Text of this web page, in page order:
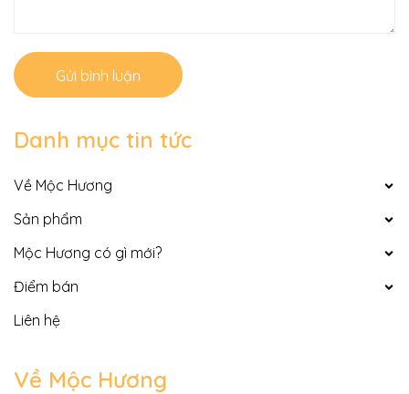
Gửi bình luận
Danh mục tin tức
Về Mộc Hương
Sản phẩm
Mộc Hương có gì mới?
Điểm bán
Liên hệ
Về Mộc Hương